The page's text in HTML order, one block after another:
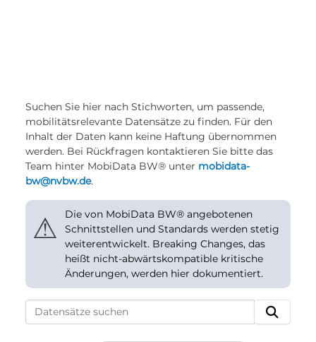
Suchen Sie hier nach Stichworten, um passende,
mobilitätsrelevante Datensätze zu finden. Für den
Inhalt der Daten kann keine Haftung übernommen
werden. Bei Rückfragen kontaktieren Sie bitte das
Team hinter MobiData BW® unter mobidata-
bw@nvbw.de.
⚠
Die von MobiData BW® angebotenen
Schnittstellen und Standards werden stetig
weiterentwickelt. Breaking Changes, das
heißt nicht-abwärtskompatible kritische
Änderungen, werden hier dokumentiert.